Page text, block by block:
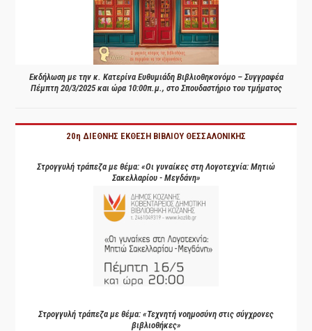
Εκδήλωση με την κ. Κατερίνα Ευθυμιάδη Βιβλιοθηκονόμο – Συγγραφέα
Πέμπτη 20/3/2025 και ώρα 10:00π.μ., στο Σπουδαστήριο του τμήματος
20η ΔΙΕΘΝΗΣ ΕΚΘΕΣΗ ΒΙΒΛΙΟΥ ΘΕΣΣΑΛΟΝΙΚΗΣ
Στρογγυλή τράπεζα με θέμα: «Οι γυναίκες στη Λογοτεχνία: Μητιώ
Σακελλαρίου - Μεγδάνη»
Στρογγυλή τράπεζα με θέμα: «Τεχνητή νοημοσύνη στις σύγχρονες
βιβλιοθήκες»